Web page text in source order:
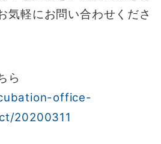
気軽にお問い合わせくださ
ら
office-
20200311